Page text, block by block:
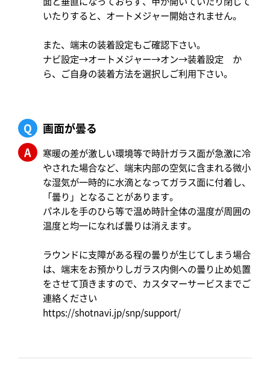
いたりすると、オートメジャー開始されません。
また、端末の装着設定もご確認下さい。
ナビ設定→オートメジャー→オン→装着設定 か
ら、ご自身の装着方法を選択しご利用下さい。
Q
画面が曇る
A
寒暖の差が激しい環境等で時計ガラス面が急激に冷
やされた場合など、端末内部の空気に含まれる微小
な湿気が一時的に水滴となってガラス面に付着し、
「曇り」となることがあります。
パネルを手のひら等で温め時計全体の温度が周囲の
温度と均一になれば曇りは消えます。
ラウンドに支障がある程の曇りが生じてしまう場合
は、端末をお預かりしガラス内側への曇り止め処置
をさせて頂きますので、カスタマーサービスまでご
連絡ください
https://shotnavi.jp/snp/support/